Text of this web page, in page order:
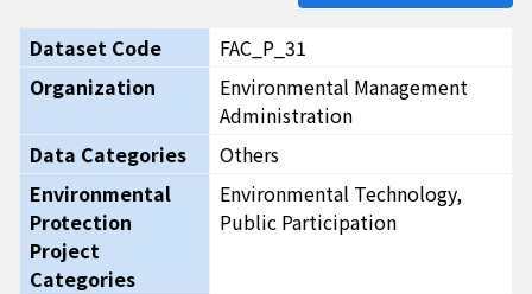
Dataset Code
FAC_P_31
Organization
Environmental Management
Administration
Data Categories
Others
Environmental
Protection
Project
Categories
Environmental Technology,
Public Participation